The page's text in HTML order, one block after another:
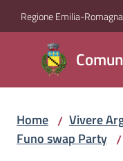
Vai al contenuto
Vai alla navigazione
Vai al footer
Regione Emilia-Romagna
Comune
di
Argelato
Amministrazione
Home / Vivere
Funo swap Party /